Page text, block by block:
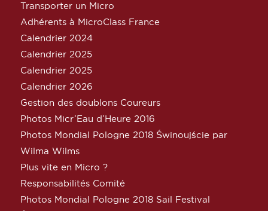
Transporter un Micro
Adhérents à MicroClass France
Calendrier 2024
Calendrier 2025
Calendrier 2025
Calendrier 2026
Gestion des doublons Coureurs
Photos Micr’Eau d’Heure 2016
Photos Mondial Pologne 2018 Świnoujście par
Wilma Wilms
Plus vite en Micro ?
Responsabilités Comité
Photos Mondial Pologne 2018 Sail Festival